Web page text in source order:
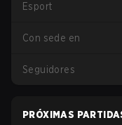
Esport
Con sede en
Seguidores
PRÓXIMAS